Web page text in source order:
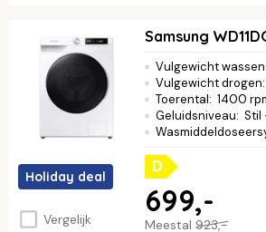
Holiday deal
Vergelijk
Samsung
Vulgewicht wassen
Vulgewicht drogen:
Toerental: 1400
Geluidsniveau: Stil
D
Meestal 923,-
699,-